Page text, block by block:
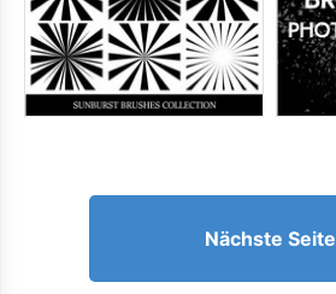
Nächste Seite